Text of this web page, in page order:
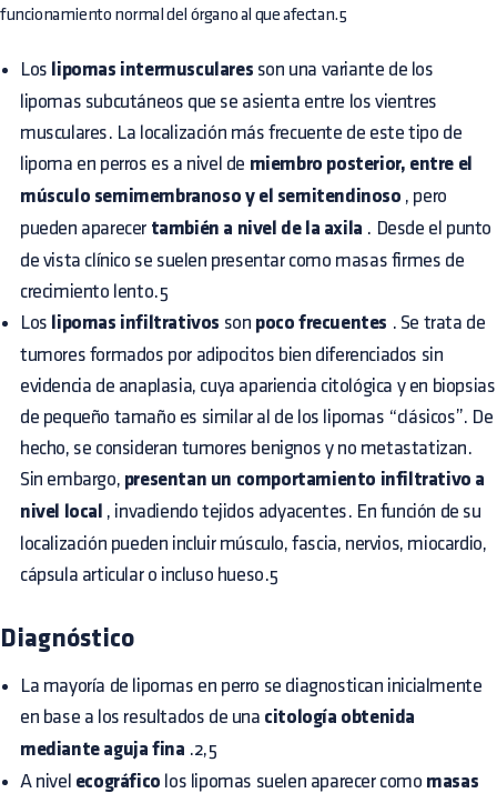
funcionamiento normal del órgano al que afectan.5
Los lipomas intermusculares son una variante de los
lipomas subcutáneos que se asienta entre los vientres
musculares. La localización más frecuente de este tipo de
lipoma en perros es a nivel de miembro posterior, entre el
músculo semimembranoso y el semitendinoso , pero
pueden aparecer también a nivel de la axila . Desde el punto
de vista clínico se suelen presentar como masas firmes de
crecimiento lento.5
Los lipomas infiltrativos son poco frecuentes . Se trata de
tumores formados por adipocitos bien diferenciados sin
evidencia de anaplasia, cuya apariencia citológica y en biopsias
de pequeño tamaño es similar al de los lipomas “clásicos”. De
hecho, se consideran tumores benignos y no metastatizan.
Sin embargo, presentan un comportamiento infiltrativo a
nivel local , invadiendo tejidos adyacentes. En función de su
localización pueden incluir músculo, fascia, nervios, miocardio,
cápsula articular o incluso hueso.5
Diagnóstico
La mayoría de lipomas en perro se diagnostican inicialmente
en base a los resultados de una citología obtenida
mediante aguja fina .2,5
A nivel ecográfico los lipomas suelen aparecer como masas